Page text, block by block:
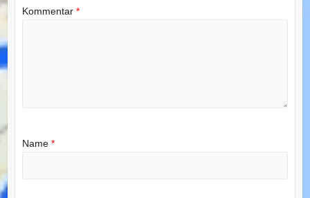
Kommentar *
Name *